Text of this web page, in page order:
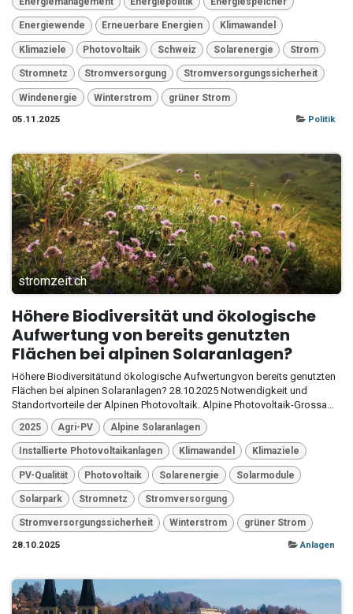
Energiewende Erneuerbare Energien Klimawandel
Klimaziele Photovoltaik Schweiz Solarenergie Strom
Stromnetz Stromversorgung Stromversorgungssicherheit
Windenergie Winterstrom
grüner Strom
05.11.2025
Politik
stromzeit.ch
Höhere Biodiversität und ökologische
Aufwertung von bereits genutzten
Flächen bei alpinen Solaranlagen?
Höhere Biodiversitätund ökologische Aufwertungvon bereits genutzten
Flächen bei alpinen Solaranlagen? 28.10.2025 Notwendigkeit und
Standortvorteile der Alpinen Photovoltaik. Alpine Photovoltaik-Grossa...
2025 Agri-PV Alpine Solaranlagen
Installierte Photovoltaikanlagen Klimawandel Klimaziele
PV-Qualität Photovoltaik Solarenergie Solarmodule
Solarpark Stromnetz Stromversorgung
Stromversorgungssicherheit Winterstrom
grüner Strom
28.10.2025
Anlagen